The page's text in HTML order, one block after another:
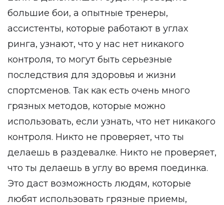
большие бои, а опытные тренеры,
ассистенты, которые работают в углах
ринга, узнают, что у нас нет никакого
контроля, то могут быть серьезные
последствия для здоровья и жизни
спортсменов. Так как есть очень много
грязных методов, которые можно
использовать, если узнать, что нет никакого
контроля. Никто не проверяет, что ты
делаешь в раздевалке. Никто не проверяет,
что ты делаешь в углу во время поединка.
Это даст возможность людям, которые
любят использовать грязные приемы,